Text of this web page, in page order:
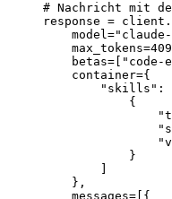
# Nachricht mit
response =
    model
=
    max_tokens
=
    betas
= "code-
    container
={
        "skills"
: [
            {
            }
    },
    messages
= [{